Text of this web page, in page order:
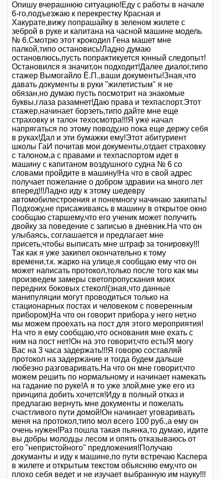
Опишу вчерашнюю ситуацию!Еду с работы в начале
6-го,подъезжаю к перекрестку Красная и
Хакурате,вижу попрашайку в зеленом жилете с
зеброй в руке и капитана на часной машине модель
№ 6.Смотрю этот крокодил Гена машет мне
палкой,типо остановись!Ладно думаю
остановлюсь,пусть попрактикуется юнный следопыт!
Остановился я значит,он подходит!Далее диалог,типо
стажер Вымогайло Ё.П.,ваши документы!Зная,что
давать документы в руки "жилетистым" я не
обязан,но думаю пусть посмотрит на знакомые
буквы,глаза разамнет!Даю права и техпаспорт.Этот
стажер,начинает борзеть,типо дайте мне еще
страховку и талон техосмотра!!!Я уже начал
напрягаться по этому поводу,но пока еще держу себя
в руках!Дал и эти бумажки ему!Этот абитуриент
школы ГаИ почитав мои документы,отдает страховку
с талоном,а с правами и техпаспортом идет в
машину с капитаном воздушного судна № 6 со
словами пройдите в машину!На что в свой адрес
получает пожелание о добром здравии на много лет
вперед!!!Ладно иду к этому шедевру
автомобилестроения и понемногу начинаю закипать!
Подхожу,не присаживаясь в машину в открытое окно
сообщаю старшему,что его ученик может получить
двойку за поведение с записью в дневник.На что он
улыбаясь, соглашается и предлагает мне
присеть,чтобы выписать мне штраф за тонировку!!!
Так как я уже закипел окончательно к тому
времени,т.к. жарко на улице,я сообщаю ему что он
может написать протокол,только после того как мы
произведем замеры светопропускания моих
передних боковых стекол!(зная,что данные
манипуляции могут проводиться только на
стационарных постах и человеком с поверенным
прибором)На что он говорит прибора у него нет,но
мы можем проехать на пост для этого мероприятия!
На что я ему сообщаю,что основания мне ехать с
ним на пост нет!Он на это говорит,что есть!Я могу
Вас на 3 часа задержать!!!Я говорю составляй
протокол на задержание и тогда будем дальше
любезно разговаривать.На что он мне говорит,что
можем решить по нормальному и начинает намекать
на гадание по руке!А я то уже злой,мне уже его из
принципа добить хочется!Иду в полный отказ и
предлагаю вернуть мне документы и пожелать
счастливого пути домой!Он начинает уговаривать
меня на протокол,типо мол всего 100 руб.,а ему он
очень нужен!Раз пошла такая пьянка,то думаю, идите
вы добры молодцы лесом и опять отказываюсь от
его "непристойного" предложения!Получаю
докуманты и иду к машине,по пути встречаю Каспера
в жилете и открытым текстом объясняю ему,что он
плохо себя ведет и не изучает выбранную им науку!!!